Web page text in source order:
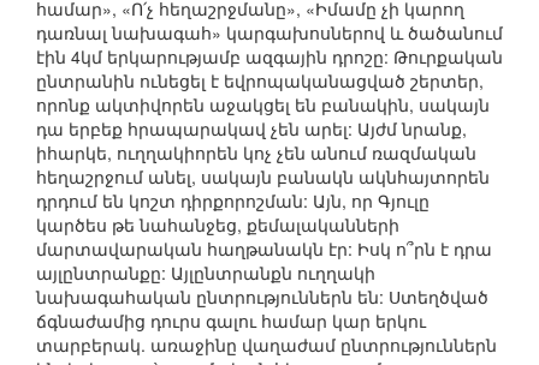
համար», «Ո՛չ հեղաշրջմանը», «Իմամը չի կարող
դառնալ նախագահ» կարգախոսներով և ծածանում
էին 4կմ երկարությամբ ազգային դրոշը: Թուրքական
ընտրանին ունեցել է եվրոպականացված շերտեր,
որոնք ակտիվորեն աջակցել են բանակին, սակայն
դա երբեք հրապարակավ չեն արել: Այժմ նրանք,
իհարկե, ուղղակիորեն կոչ չեն անում ռազմական
հեղաշրջում անել, սակայն բանակն ակնհայտորեն
դրդում են կոշտ դիրքորոշման: Այն, որ Գյուլը
կարծես թե նահանջեց, քեմալականների
մարտավարական հաղթանակն էր: Իսկ ո՞րն է դրա
այլընտրանքը: Այլընտրանքն ուղղակի
նախագահական ընտրություններն են: Ստեղծված
ճգնաժամից դուրս գալու համար կար երկու
տարբերակ. առաջինը վաղաժամ ընտրություններն